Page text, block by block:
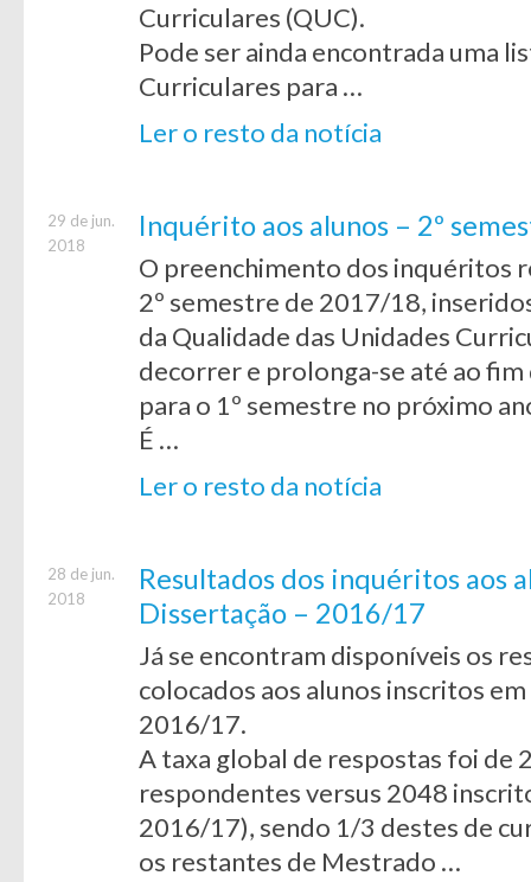
Curriculares (QUC).
Pode ser ainda encontrada uma
Curriculares para …
Ler o resto da notícia
29 de jun.
2018
Inquérito aos alunos – 2º
O preenchimento dos inquéritos
2º semestre de 2017/18,
da Qualidade das Unidades
decorrer e prolonga-se até ao
para o 1º semestre no próximo
É …
Ler o resto da notícia
28 de jun.
2018
Resultados dos inquéritos aos
Dissertação – 2016/17
Já se encontram disponíveis os
colocados aos alunos inscritos
2016/17.
A taxa global de respostas foi de
respondentes versus 2048
2016/17), sendo 1/3 destes de
os restantes de Mestrado …